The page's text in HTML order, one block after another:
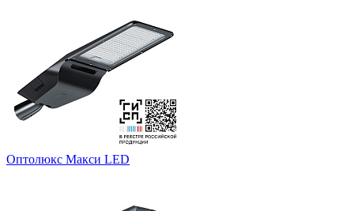
Оптолюкс Макси LED